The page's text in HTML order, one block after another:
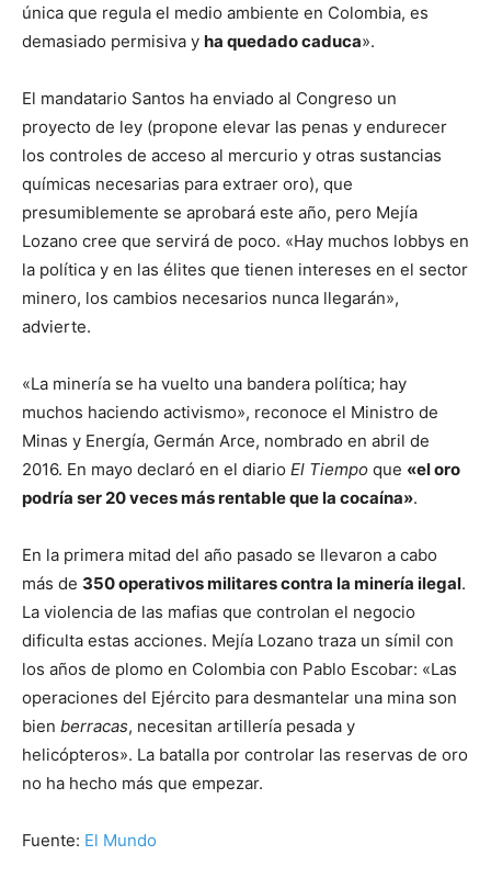
única que regula el medio ambiente en Colombia, es
demasiado permisiva y ha quedado caduca».
El mandatario Santos ha enviado al Congreso un
proyecto de ley (propone elevar las penas y endurecer
los controles de acceso al mercurio y otras sustancias
químicas necesarias para extraer oro), que
presumiblemente se aprobará este año, pero Mejía
Lozano cree que servirá de poco. «Hay muchos lobbys en
la política y en las élites que tienen intereses en el sector
minero, los cambios necesarios nunca llegarán»,
advierte.
«La minería se ha vuelto una bandera política; hay
muchos haciendo activismo», reconoce el Ministro de
Minas y Energía, Germán Arce, nombrado en abril de
2016. En mayo declaró en el diario El Tiempo que «el oro
podría ser 20 veces más rentable que la cocaína».
En la primera mitad del año pasado se llevaron a cabo
más de 350 operativos militares contra la minería ilegal.
La violencia de las mafias que controlan el negocio
dificulta estas acciones. Mejía Lozano traza un símil con
los años de plomo en Colombia con Pablo Escobar: «Las
operaciones del Ejército para desmantelar una mina son
bien berracas, necesitan artillería pesada y
helicópteros». La batalla por controlar las reservas de oro
no ha hecho más que empezar.
Fuente: El Mundo